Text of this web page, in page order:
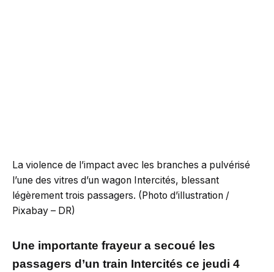
La violence de l’impact avec les branches a pulvérisé
l’une des vitres d’un wagon Intercités, blessant
légèrement trois passagers. (Photo d’illustration /
Pixabay – DR)
Une importante frayeur a secoué les
passagers d’un train Intercités ce jeudi 4